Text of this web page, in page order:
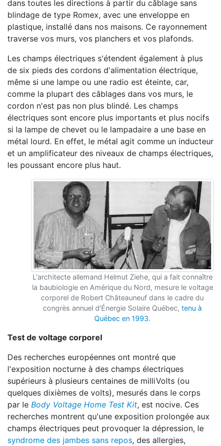
dans toutes les directions à partir du câblage sans
blindage de type Romex, avec une enveloppe en
plastique, installé dans nos maisons. Ce rayonnement
traverse vos murs, vos planchers et vos plafonds.
Les champs électriques s'étendent également à plus
de six pieds des cordons d'alimentation électrique,
même si une lampe ou une radio est éteinte, car,
comme la plupart des câblages dans vos murs, le
cordon n'est pas non plus blindé. Les champs
électriques sont encore plus importants et plus nocifs
si la lampe de chevet ou le lampadaire a une base en
métal lourd. En effet, le métal agit comme un inducteur
et un amplificateur des niveaux de champs électriques,
les poussant encore plus haut.
L'architecte allemand Helmut Ziehe, qui a fait connaître
la baubiologie en Amérique du Nord, mesure le voltage
corporel de Robert Châteauneuf dans le cadre du
congrès annuel d'Énergie Solaire Québec, tenu à
Québec en 1993.
Test de voltage corporel
Des recherches européennes ont montré que
l'exposition nocturne à des champs électriques
supérieurs à plusieurs centaines de milliVolts (ou
quelques dixièmes de volts), mesurés dans le corps
par le Body Voltage Home Test Kit, est nocive. Ces
recherches montrent qu'une exposition prolongée aux
champs électriques peut provoquer la dépression, le
syndrome des jambes sans repos, des allergies,